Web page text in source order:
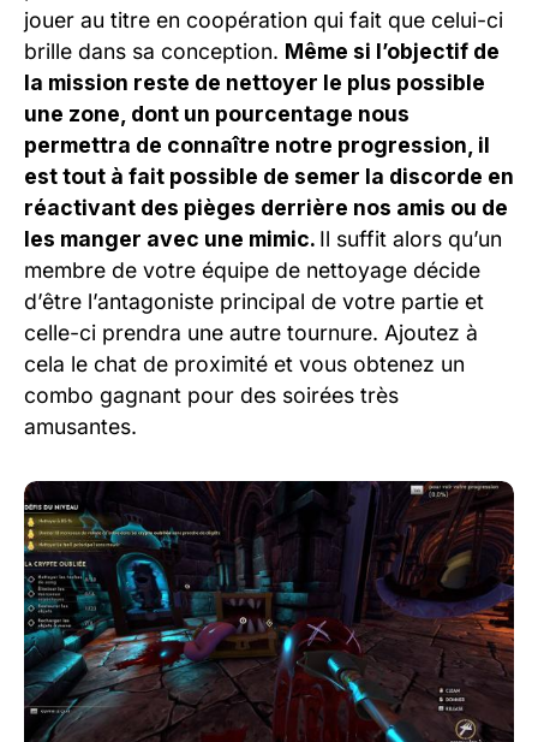
jouer au titre en coopération qui fait que celui-ci
brille dans sa conception. Même si l’objectif de
la mission reste de nettoyer le plus possible
une zone, dont un pourcentage nous
permettra de connaître notre progression, il
est tout à fait possible de semer la discorde en
réactivant des pièges derrière nos amis ou de
les manger avec une mimic. Il suffit alors qu’un
membre de votre équipe de nettoyage décide
d’être l’antagoniste principal de votre partie et
celle-ci prendra une autre tournure. Ajoutez à
cela le chat de proximité et vous obtenez un
combo gagnant pour des soirées très
amusantes.